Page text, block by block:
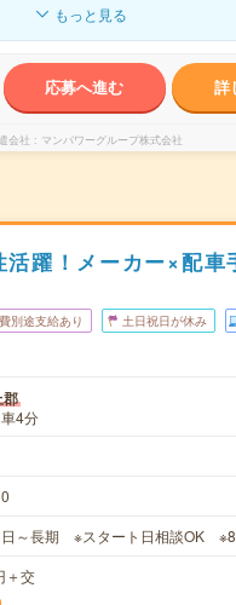
もっと見る
応募へ進む 詳
会社 マンパワーグループ株式会社
躍！メーカー×配車
別途支給あり 土日祝日が休み
郡
4分
日～長期 ※スタート日相談OK ※8
＋交